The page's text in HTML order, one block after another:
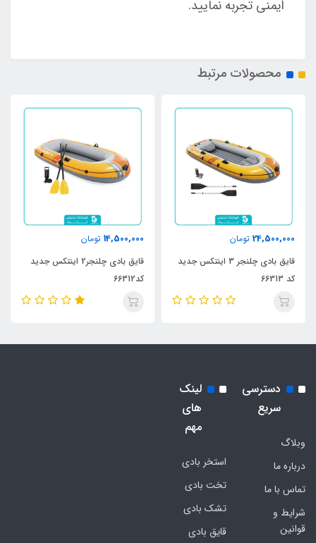
ایمنی تجربه نمایید.
محصولات مرتبط
24,500,000 تومان
قایق بادی چلنجر 3 اینتکس جدید
کد 66313
14,500,000 تومان
قایق بادی چلنجر2 اینتکس جدید
کد66312
دسترسی
سریع
وبلاگ
درباره ما
تماس با ما
شرایط و
قوانین
لینک
های
مهم
استخر بادی
تخت بادی
تشک بادی
قایق بادی